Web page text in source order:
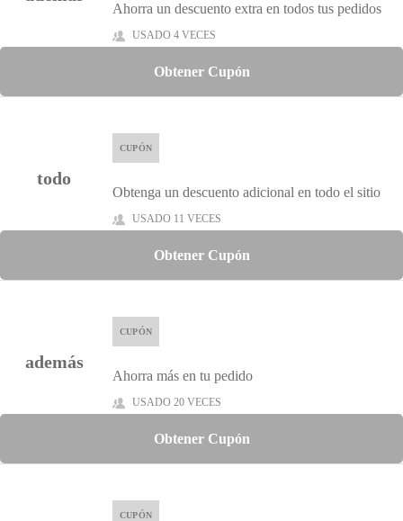
Ahorra un descuento extra en todos tus pedidos
USADO 4 VECES
Obtener Cupón
todo
CUPÓN
Obtenga un descuento adicional en todo el sitio
USADO 11 VECES
Obtener Cupón
además
CUPÓN
Ahorra más en tu pedido
USADO 20 VECES
Obtener Cupón
CUPÓN